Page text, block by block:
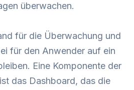
überwachen.
für die Überwachung und
für den Anwender auf ein
Eine Komponente der
das Dashboard, das die